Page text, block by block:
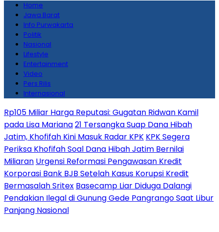
Home
Jawa Barat
Info Purwakarta
Politik
Nasional
Lifestyle
Entertainment
Video
Pers Rilis
Internasional
Rp105 Miliar Harga Reputasi: Gugatan Ridwan Kamil
pada Lisa Mariana21 Tersangka Suap Dana Hibah
Jatim, Khofifah Kini Masuk Radar KPK KPK Segera
Periksa Khofifah Soal Dana Hibah Jatim Bernilai
Miliaran Urgensi Reformasi Pengawasan Kredit
Korporasi Bank BJB Setelah Kasus Korupsi Kredit
Bermasalah Sritex Basecamp Liar Diduga Dalangi
Pendakian Ilegal di Gunung Gede Pangrango Saat Libur
Panjang Nasional